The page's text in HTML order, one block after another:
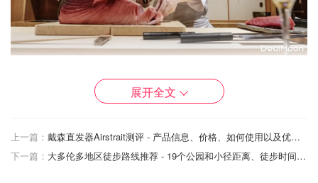
多伦多的 Sushi Masaki Saito 刚刚被授予米其林二星称号，
是该杰出指南在加拿大认可的最高级餐厅。
则对每人 700 美元（起价）的昂贵价格望而却步。
展开全文
上一篇：
戴森直发器Airstrait测评 - 产品信息、价格、如何使用以及优缺点盘点！
下一篇：
大多伦多地区徒步路线推荐 - 19个公园和小径距离、徒步时间以及价格盘点！